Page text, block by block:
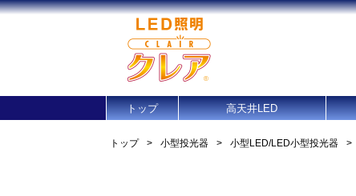
トップ 高天井LED
トップ > 小型投光器 > 小型LED/LED小型投光器 >